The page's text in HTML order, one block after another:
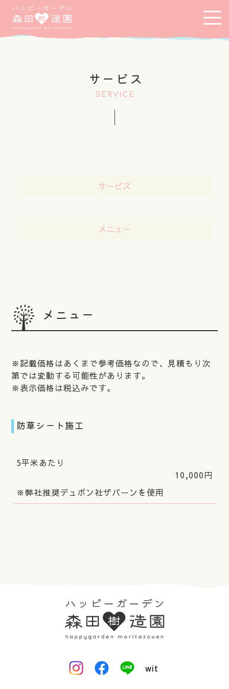
サービス
SERVICE
サービス
メニュー
メニュー
※記載価格はあくまで参考価格なので、見積もり次
第では変動する可能性があります。
※表示価格は税込みです。
防草シート施工
5平米あたり
10,000円
※弊社推奨デュポン社ザバーンを使用